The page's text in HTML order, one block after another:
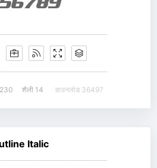
शैली 14 डाउनलोड 36497
Italic